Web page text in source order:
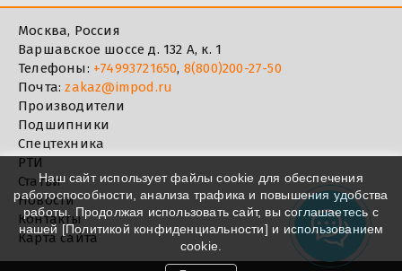
Москва, Россия
Варшавское шоссе д. 132 А, к. 1
Телефоны: +74993721650, 8(800)200-27-50
Почта:zakaz@impod.ru
Производители
Подшипники
Спецтехника
РТИ
Статьи
Новости
Контакты
Карта сайта
Наш сайт использует файлы cookie для обеспечения
работоспособности, анализа трафика и повышения удобства
работы. Продолжая использовать сайт, вы соглашаетесь с
нашей [Политикой конфиденциальности] и использованием
cookie.